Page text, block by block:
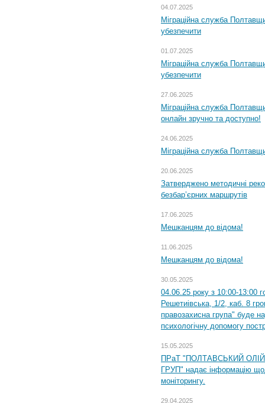
04.07.2025
Міграційна служба
убезпечити
01.07.2025
Міграційна служба
убезпечити
27.06.2025
Міграційна служба
онлайн зручно та доступно!
24.06.2025
Міграційна служба
20.06.2025
Затверджено методичні
безбар’єрних маршрутів
17.06.2025
Мешканцям до відома!
11.06.2025
Мешканцям до відома!
30.05.2025
04.06.25 року з 10:00-13:00
Решетиівська, 1/2, каб. 8
правозахисна група" буде
психологічну допомогу
15.05.2025
ПРаТ "ПОЛТАВСЬКИЙ
ГРУП" надає інформацію
моніторингу.
29.04.2025